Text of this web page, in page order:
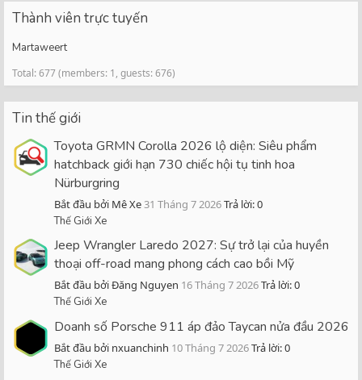
Thành viên trực tuyến
Martaweert
Total: 677 (members: 1, guests: 676)
Tin thế giới
Toyota GRMN Corolla 2026 lộ diện: Siêu phẩm
hatchback giới hạn 730 chiếc hội tụ tinh hoa
Nürburgring
Bắt đầu bởi Mê Xe31 Tháng 7 2026Trả lời: 0
Thế Giới Xe
Jeep Wrangler Laredo 2027: Sự trở lại của huyền
thoại off-road mang phong cách cao bồi Mỹ
Bắt đầu bởi Đăng Nguyen 16 Tháng 7 2026Trả lời: 0
Thế Giới Xe
Doanh số Porsche 911 áp đảo Taycan nửa đầu 2026
Bắt đầu bởi nxuanchinh 10 Tháng 7 2026Trả lời: 0
Thế Giới Xe